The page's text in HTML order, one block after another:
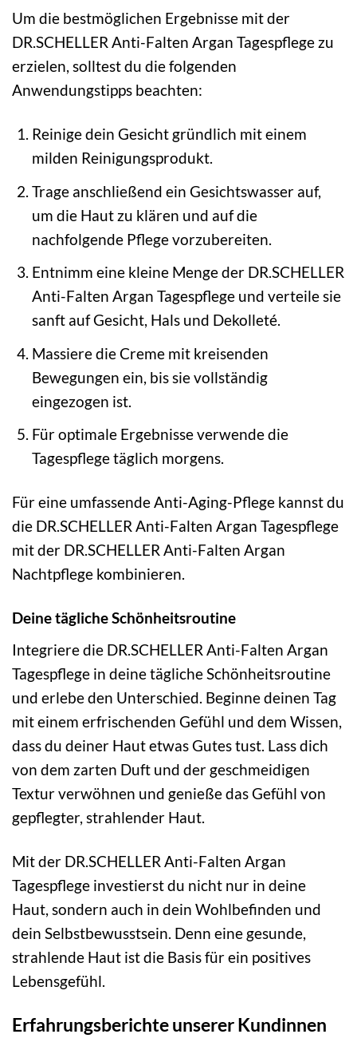
Um die bestmöglichen Ergebnisse mit der
DR.SCHELLER Anti-Falten Argan Tagespflege zu
erzielen, solltest du die folgenden
Anwendungstipps beachten:
Reinige dein Gesicht gründlich mit einem
milden Reinigungsprodukt.
Trage anschließend ein Gesichtswasser auf,
um die Haut zu klären und auf die
nachfolgende Pflege vorzubereiten.
Entnimm eine kleine Menge der DR.SCHELLER
Anti-Falten Argan Tagespflege und verteile sie
sanft auf Gesicht, Hals und Dekolleté.
Massiere die Creme mit kreisenden
Bewegungen ein, bis sie vollständig
eingezogen ist.
Für optimale Ergebnisse verwende die
Tagespflege täglich morgens.
Für eine umfassende Anti-Aging-Pflege kannst du
die DR.SCHELLER Anti-Falten Argan Tagespflege
mit der DR.SCHELLER Anti-Falten Argan
Nachtpflege kombinieren.
Deine tägliche Schönheitsroutine
Integriere die DR.SCHELLER Anti-Falten Argan
Tagespflege in deine tägliche Schönheitsroutine
und erlebe den Unterschied. Beginne deinen Tag
mit einem erfrischenden Gefühl und dem Wissen,
dass du deiner Haut etwas Gutes tust. Lass dich
von dem zarten Duft und der geschmeidigen
Textur verwöhnen und genieße das Gefühl von
gepflegter, strahlender Haut.
Mit der DR.SCHELLER Anti-Falten Argan
Tagespflege investierst du nicht nur in deine
Haut, sondern auch in dein Wohlbefinden und
dein Selbstbewusstsein. Denn eine gesunde,
strahlende Haut ist die Basis für ein positives
Lebensgefühl.
Erfahrungsberichte unserer Kundinnen